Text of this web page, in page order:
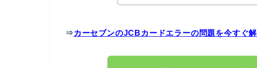
⇒ カーセブンのJCBカードエラーの問題を今すぐ